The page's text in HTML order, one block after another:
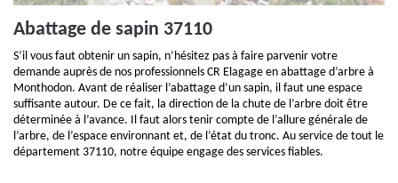
Abattage de sapin 37110
S’il vous faut obtenir un sapin, n’hésitez pas à faire parvenir votre
demande auprès de nos professionnels CR Elagage en abattage d’arbre à
Monthodon. Avant de réaliser l’abattage d’un sapin, il faut une espace
suffisante autour. De ce fait, la direction de la chute de l’arbre doit être
déterminée à l’avance. Il faut alors tenir compte de l’allure générale de
l’arbre, de l’espace environnant et, de l’état du tronc. Au service de tout le
département 37110, notre équipe engage des services fiables.